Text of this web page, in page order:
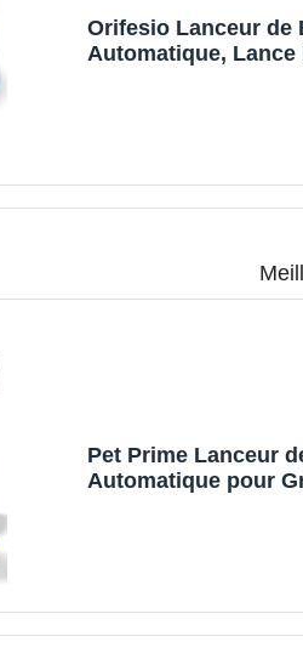
Orifesio Lanceur de
Automatique,
Pet Prime Lanceur
Automatique pour